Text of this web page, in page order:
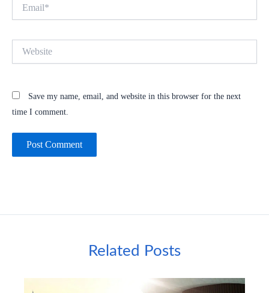
Save my name, email, and website in this browser for the next
time I comment.
Related Posts